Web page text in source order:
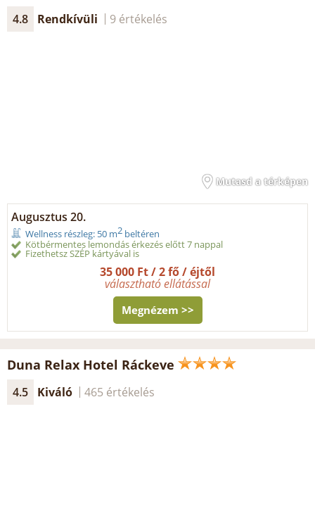
4.8 Rendkívüli 9 értékelés
Mutasd a térképen
Augusztus 20.
Wellness részleg: 50 m2 beltéren
Kötbérmentes lemondás érkezés előtt 7 nappal
Fizethetsz SZÉP kártyával is
35 000 Ft / 2 fő / éjtől
választható ellátással
Megnézem >>
Duna Relax Hotel Ráckeve
4.5 Kiváló 465 értékelés